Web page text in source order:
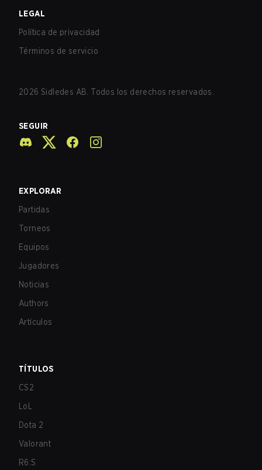
LEGAL
Política de privacidad
Términos de servicio
2026 Sidledes AB. Todos los derechos reservados.
SEGUIR
EXPLORAR
Partidas
Torneos
Equipos
Jugadores
Noticias
Authors
Artículos
TÍTULOS
CS2
LoL
Dota 2
Valorant
R6:S